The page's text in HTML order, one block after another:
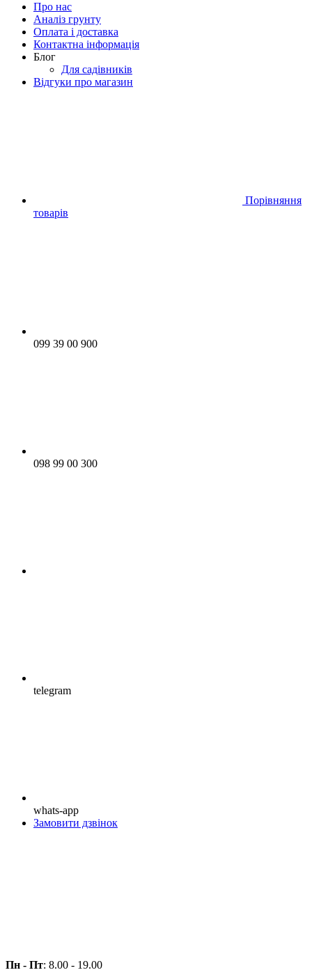
Про нас
Аналіз грунту
Оплата і доставка
Контактна інформація
Блог
Для садівників
Відгуки про магазин
Порівняння
товарів
099 39 00 900
098 99 00 300
telegram
whats-app
Замовити дзвінок
Пн - Пт: 8.00 - 19.00